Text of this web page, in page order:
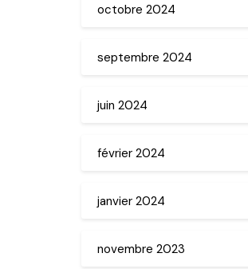
octobre 2024
septembre 2024
juin 2024
février 2024
janvier 2024
novembre 2023